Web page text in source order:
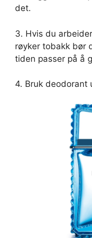
det.
3. Hvis du
røyker tobakk bør
tiden passer på å
4. Bruk deodorant